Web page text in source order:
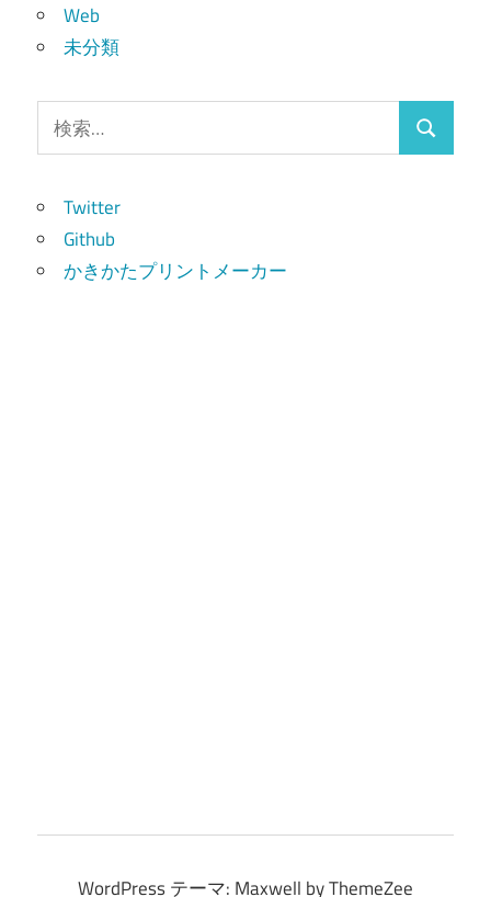
Web
未分類
索:
検
Twitter
Github
かきかたプリントメーカー
WordPress テーマ: Maxwell by ThemeZee